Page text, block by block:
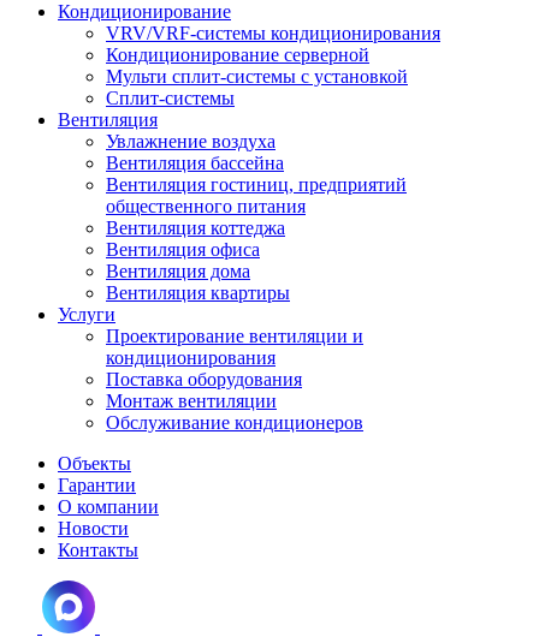
Кондиционирование
VRV/VRF-системы кондиционирования
Кондиционирование серверной
Мульти сплит-системы с установкой
Сплит-системы
Вентиляция
Увлажнение воздуха
Вентиляция бассейна
Вентиляция гостиниц, предприятий
общественного питания
Вентиляция коттеджа
Вентиляция офиса
Вентиляция дома
Вентиляция квартиры
Услуги
Проектирование вентиляции и
кондиционирования
Поставка оборудования
Монтаж вентиляции
Обслуживание кондиционеров
Объекты
Гарантии
О компании
Новости
Контакты